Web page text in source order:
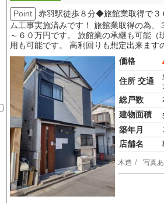
Point
赤羽駅徒歩８分◆旅館業取得で３
ム工事実施済みです！ 旅館業取得の為
～６０万円です。 旅館業の承継も可能
用も可能です。 高利回りも想定出来ます
価格
住所 交通
総戸数
建物面積
築年月
店舗名
木造 写真あ